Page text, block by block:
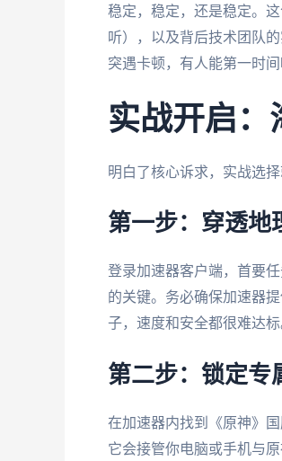
稳定，稳定，还是稳定。
听），以及背后技术团队
突遇卡顿，有人能第一时
实战开启：
明白了核心诉求，实战选择
第一步：穿透地
登录加速器客户端，首要
的关键。务必确保加速器
子，速度和安全都很难达标
第二步：锁定专
在加速器内找到《原神》
它会接管你电脑或手机与